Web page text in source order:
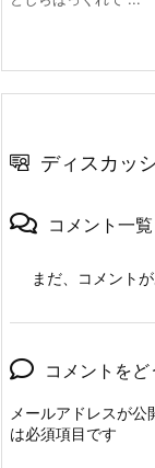
ディスカッ
コメント一覧
まだ、コメント
コメントをど
メールアドレスが公
は必須項目です